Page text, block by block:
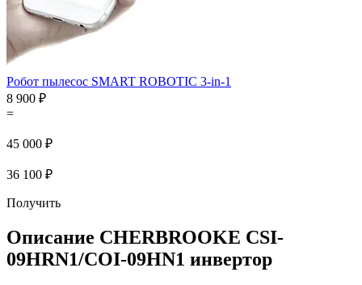
Робот пылесос SMART ROBOTIC 3-in-1
8 900 ₽
=
45 000 ₽
36 100 ₽
Получить
Описание CHERBROOKE CSI-
09HRN1/COI-09HN1 инвертор